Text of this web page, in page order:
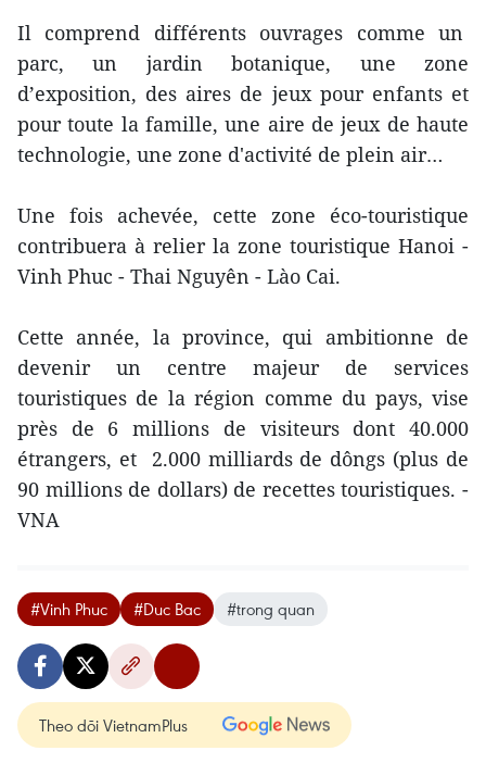
Il comprend différents ouvrages comme un
parc, un jardin botanique, une zone
d’exposition, des aires de jeux pour enfants et
pour toute la famille, une aire de jeux de haute
technologie, une zone d'activité de plein air…
Une fois achevée, cette zone éco-touristique
contribuera à relier la zone touristique Hanoi -
Vinh Phuc - Thai Nguyên - Lào Cai.
Cette année, la province, qui ambitionne de
devenir un centre majeur de services
touristiques de la région comme du pays, vise
près de 6 millions de visiteurs dont 40.000
étrangers, et 2.000 milliards de dôngs (plus de
90 millions de dollars) de recettes touristiques. -
VNA
#Vinh Phuc #Duc Bac #trong quan
Theo dõi VietnamPlus